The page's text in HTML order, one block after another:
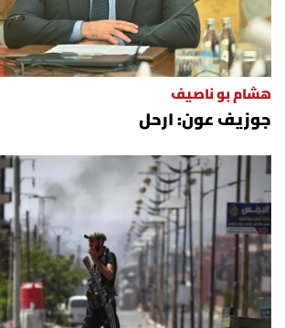
هشام بو ناصيف
جوزيف عون: ارحل